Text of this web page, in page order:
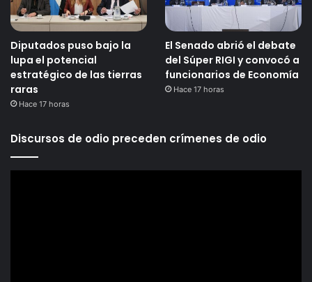
Diputados puso bajo la
lupa el potencial
estratégico de las tierras
raras
Hace 17 horas
El Senado abrió el debate
del Súper RIGI y convocó a
funcionarios de Economía
Hace 17 horas
Discursos de odio preceden crímenes de odio